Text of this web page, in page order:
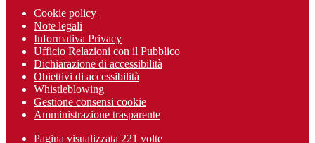
Cookie policy
Note legali
Informativa Privacy
Ufficio Relazioni con il Pubblico
Dichiarazione di accessibilità
Obiettivi di accessibilità
Whistleblowing
Gestione consensi cookie
Amministrazione trasparente
Pagina visualizzata 221 volte